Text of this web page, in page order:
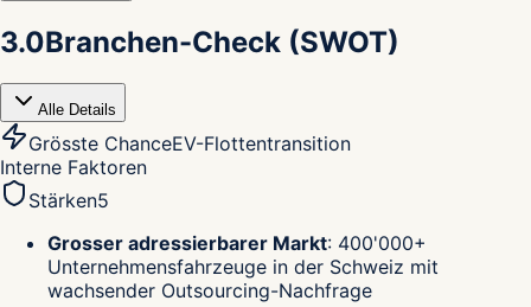
3.0Branchen-Check (SWOT)
Alle Details
Grösste ChanceEV-Flottentransition
Interne Faktoren
Stärken5
Grosser adressierbarer Markt: 400'000+
Unternehmensfahrzeuge in der Schweiz mit
wachsender Outsourcing-Nachfrage